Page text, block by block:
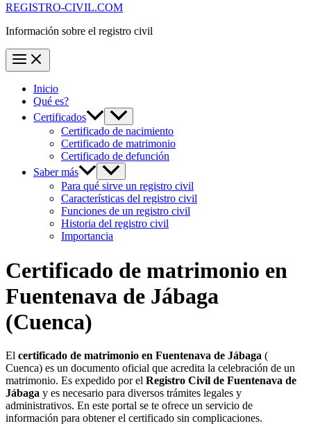
REGISTRO-CIVIL.COM
Información sobre el registro civil
Inicio
Qué es?
Certificados
Certificado de nacimiento
Certificado de matrimonio
Certificado de defunción
Saber más
Para qué sirve un registro civil
Características del registro civil
Funciones de un registro civil
Historia del registro civil
Importancia
Certificado de matrimonio en
Fuentenava de Jábaga
(Cuenca)
El certificado de matrimonio en Fuentenava de Jábaga (
Cuenca) es un documento oficial que acredita la celebración de un
matrimonio. Es expedido por el Registro Civil de Fuentenava de
Jábaga y es necesario para diversos trámites legales y
administrativos. En este portal se te ofrece un servicio de
información para obtener el certificado sin complicaciones.